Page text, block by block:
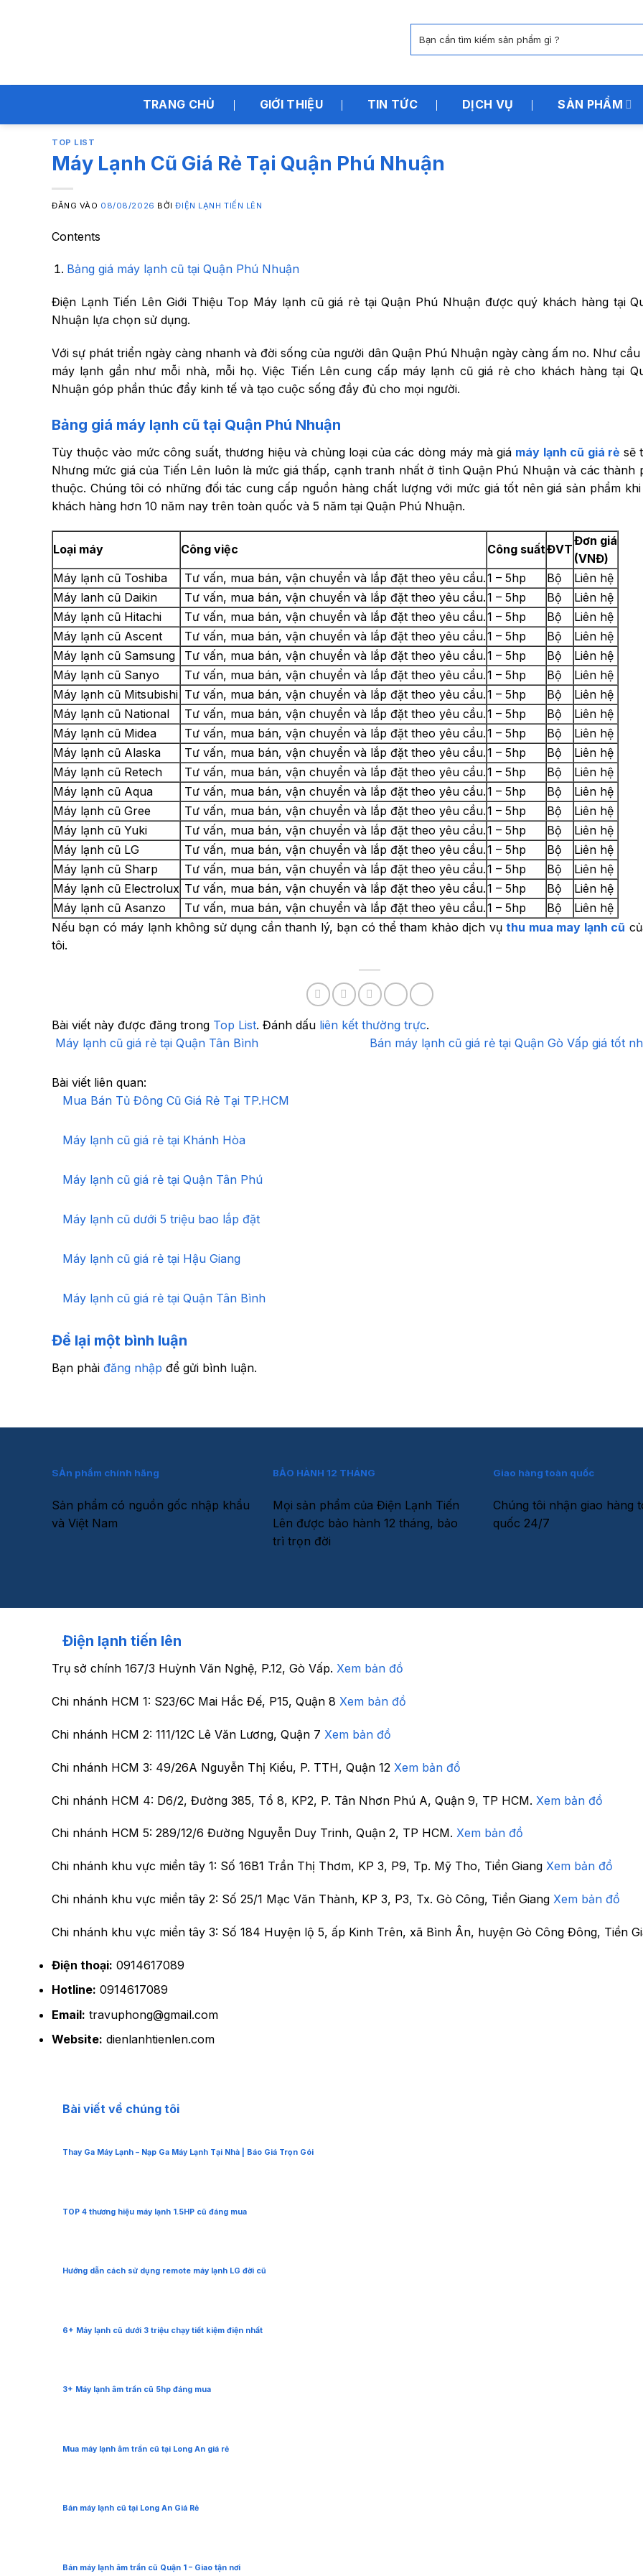
kiếm:
TRANG CHỦ GIỚI THIỆU TIN TỨC DỊCH VỤ SẢN PHẨM
TOP LIST
Máy Lạnh Cũ Giá Rẻ Tại Quận Phú Nhuận
ĐĂNG VÀO 08/08/2026 BỞIĐIỆN LẠNH TIẾN LÊN
Contents
Bảng giá máy lạnh cũ tại Quận Phú Nhuận
Điện Lạnh Tiến Lên Giới Thiệu Top Máy lạnh cũ giá rẻ tại Quận Phú Nhuận được quý khách hàng tại
Nhuận lựa chọn sử dụng.
Với sự phát triển ngày càng nhanh và đời sống của người dân Quận Phú Nhuận ngày càng ấm no. Như cầu
máy lạnh gần như mỗi nhà, mỗi họ. Việc Tiến Lên cung cấp máy lạnh cũ giá rẻ cho khách hàng tại
Nhuận góp phần thúc đẩy kinh tế và tạo cuộc sống đầy đủ cho mọi người.
Bảng giá máy lạnh cũ tại Quận Phú Nhuận
Tùy thuộc vào mức công suất, thương hiệu và chủng loại của các dòng máy mà giá máy lạnh cũ giá rẻ sẽ
Nhưng mức giá của Tiến Lên luôn là mức giá thấp, cạnh tranh nhất ở tỉnh Quận Phú Nhuận và các thành
thuộc. Chúng tôi có những đối tác cung cấp nguồn hàng chất lượng với mức giá tốt nên giá sản phẩm
khách hàng hơn 10 năm nay trên toàn quốc và 5 năm tại Quận Phú Nhuận.
Loại máy Công việc Công suấtĐVT
Đơn giá
(VNĐ)
Máy lạnh cũ Toshiba
Tư vấn, mua bán, vận chuyển và lắp đặt theo yêu cầu.1 – 5hp Bộ
Liên hệ
Máy lanh cũ Daikin
Tư vấn, mua bán, vận chuyển và lắp đặt theo yêu cầu.1 – 5hp Bộ
Liên hệ
Máy lạnh cũ Hitachi
Tư vấn, mua bán, vận chuyển và lắp đặt theo yêu cầu.1 – 5hp Bộ
Liên hệ
Máy lạnh cũ Ascent
Tư vấn, mua bán, vận chuyển và lắp đặt theo yêu cầu.1 – 5hp Bộ
Liên hệ
Máy lạnh cũ Samsung
Tư vấn, mua bán, vận chuyển và lắp đặt theo yêu cầu.1 – 5hp Bộ
Liên hệ
Máy lạnh cũ Sanyo
Tư vấn, mua bán, vận chuyển và lắp đặt theo yêu cầu.1 – 5hp Bộ
Liên hệ
Máy lạnh cũ Mitsubishi Tư vấn, mua bán, vận chuyển và lắp đặt theo yêu cầu.1 – 5hp Bộ
Liên hệ
Máy lạnh cũ National
Tư vấn, mua bán, vận chuyển và lắp đặt theo yêu cầu.1 – 5hp Bộ
Liên hệ
Máy lạnh cũ Midea
Tư vấn, mua bán, vận chuyển và lắp đặt theo yêu cầu.1 – 5hp Bộ
Liên hệ
Máy lạnh cũ Alaska
Tư vấn, mua bán, vận chuyển và lắp đặt theo yêu cầu.1 – 5hp Bộ
Liên hệ
Máy lạnh cũ Retech
Tư vấn, mua bán, vận chuyển và lắp đặt theo yêu cầu.1 – 5hp Bộ
Liên hệ
Máy lạnh cũ Aqua
Tư vấn, mua bán, vận chuyển và lắp đặt theo yêu cầu.1 – 5hp Bộ
Liên hệ
Máy lạnh cũ Gree
Tư vấn, mua bán, vận chuyển và lắp đặt theo yêu cầu.1 – 5hp Bộ
Liên hệ
Máy lạnh cũ Yuki
Tư vấn, mua bán, vận chuyển và lắp đặt theo yêu cầu.1 – 5hp Bộ
Liên hệ
Máy lạnh cũ LG
Tư vấn, mua bán, vận chuyển và lắp đặt theo yêu cầu.1 – 5hp Bộ
Liên hệ
Máy lạnh cũ Sharp
Tư vấn, mua bán, vận chuyển và lắp đặt theo yêu cầu.1 – 5hp Bộ
Liên hệ
Máy lạnh cũ Electrolux Tư vấn, mua bán, vận chuyển và lắp đặt theo yêu cầu.1 – 5hp Bộ
Liên hệ
Máy lạnh cũ Asanzo
Tư vấn, mua bán, vận chuyển và lắp đặt theo yêu cầu.1 – 5hp Bộ
Liên hệ
Nếu bạn có máy lạnh không sử dụng cần thanh lý, bạn có thể tham khảo dịch vụthu mua may lạnh cũ
tôi.
Bài viết này được đăng trong Top List. Đánh dấu liên kết thường trực.
Máy lạnh cũ giá rẻ tại Quận Tân Bình
Bán máy lạnh cũ giá rẻ tại Quận Gò Vấp giá tốt
Bài viết liên quan:
Mua Bán Tủ Đông Cũ Giá Rẻ Tại TP.HCM
Máy lạnh cũ giá rẻ tại Khánh Hòa
Máy lạnh cũ giá rẻ tại Quận Tân Phú
Máy lạnh cũ dưới 5 triệu bao lắp đặt
Máy lạnh cũ giá rẻ tại Hậu Giang
Máy lạnh cũ giá rẻ tại Quận Tân Bình
Để lại một bình luận
Bạn phải đăng nhập để gửi bình luận.
SẢn phẩm chính hãng
Sản phẩm có nguồn gốc nhập khẩu
và Việt Nam
BẢO HÀNH 12 THÁNG
Mọi sản phẩm của Điện Lạnh Tiến
Lên được bảo hành 12 tháng, bảo
trì trọn đời
Giao hàng toàn quốc
Chúng tôi nhận giao hàng
quốc 24/7
Điện lạnh tiến lên
Trụ sở chính 167/3 Huỳnh Văn Nghệ, P.12, Gò Vấp. Xem bản đồ
Chi nhánh HCM 1: S23/6C Mai Hắc Đế, P15, Quận 8 Xem bản đồ
Chi nhánh HCM 2: 111/12C Lê Văn Lương, Quận 7 Xem bản đồ
Chi nhánh HCM 3: 49/26A Nguyễn Thị Kiểu, P. TTH, Quận 12 Xem bản đồ
Chi nhánh HCM 4: D6/2, Đường 385, Tổ 8, KP2, P. Tân Nhơn Phú A, Quận 9, TP HCM. Xem bản đồ
Chi nhánh HCM 5: 289/12/6 Đường Nguyễn Duy Trinh, Quận 2, TP HCM. Xem bản đồ
Chi nhánh khu vực miền tây 1: Số 16B1 Trần Thị Thơm, KP 3, P9, Tp. Mỹ Tho, Tiền Giang Xem bản đồ
Chi nhánh khu vực miền tây 2: Số 25/1 Mạc Văn Thành, KP 3, P3, Tx. Gò Công, Tiền Giang Xem bản đồ
Chi nhánh khu vực miền tây 3: Số 184 Huyện lộ 5, ấp Kinh Trên, xã Bình Ân, huyện Gò Công Đông, Tiền
Điện thoại: 0914617089
Hotline: 0914617089
Email: travuphong@gmail.com
Website: dienlanhtienlen.com
Bài viết về chúng tôi
Thay Ga Máy Lạnh – Nạp Ga Máy Lạnh Tại Nhà | Báo Giá Trọn Gói
TOP 4 thương hiệu máy lạnh 1.5HP cũ đáng mua
Hướng dẫn cách sử dụng remote máy lạnh LG đời cũ
6+ Máy lạnh cũ dưới 3 triệu chạy tiết kiệm điện nhất
3+ Máy lạnh âm trần cũ 5hp đáng mua
Mua máy lạnh âm trần cũ tại Long An giá rẻ
Bán máy lạnh cũ tại Long An Giá Rẻ
Bán máy lạnh âm trần cũ Quận 1 – Giao tận nơi